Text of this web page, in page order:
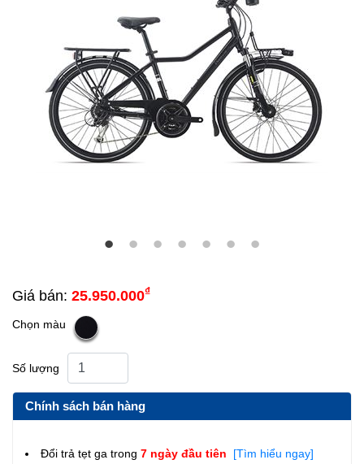
Giá bán: 25.950.000₫
Chọn màu
Số lượng
Chính sách bán hàng
Đổi trả tẹt ga trong 7 ngày đầu tiên [Tìm hiểu ngay]